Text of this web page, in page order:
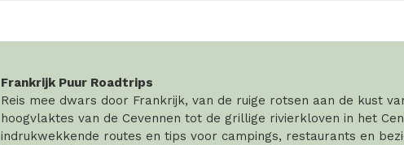
Frankrijk Puur Roadtrips
Reis mee dwars door Frankrijk, van de ruige rotsen aan de kust
hoogvlaktes van de Cevennen tot de grillige rivierkloven in het
indrukwekkende routes en tips voor campings, restaurants en